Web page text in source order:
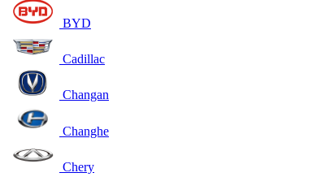
BYD
Cadillac
Changan
Changhe
Chery